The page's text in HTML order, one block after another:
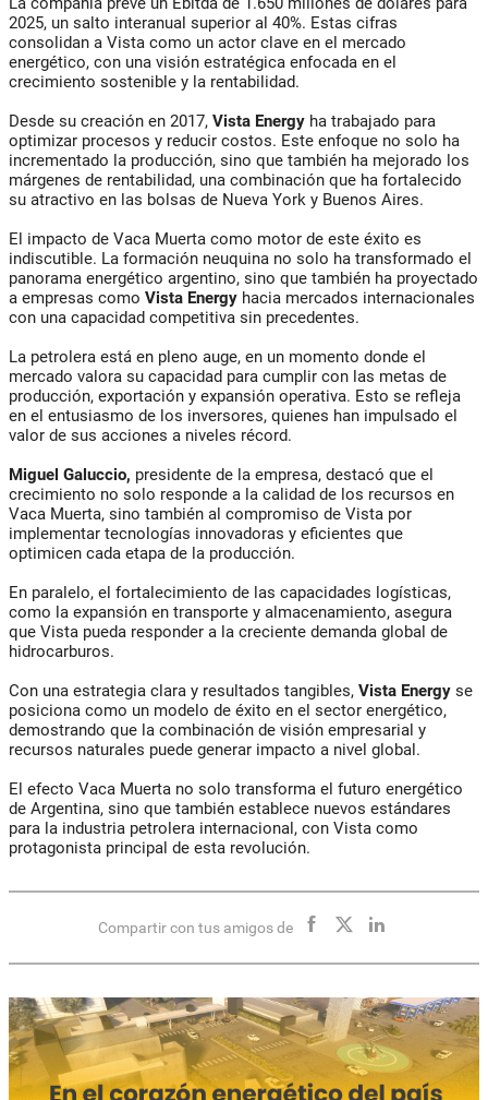
2025, un salto interanual superior al 40%. Estas cifras
consolidan a Vista como un actor clave en el mercado
energético, con una visión estratégica enfocada en el
crecimiento sostenible y la rentabilidad.
Desde su creación en 2017, Vista Energy ha trabajado para
optimizar procesos y reducir costos. Este enfoque no solo ha
incrementado la producción, sino que también ha mejorado los
márgenes de rentabilidad, una combinación que ha fortalecido
su atractivo en las bolsas de Nueva York y Buenos Aires.
El impacto de Vaca Muerta como motor de este éxito es
indiscutible. La formación neuquina no solo ha transformado el
panorama energético argentino, sino que también ha proyectado
a empresas como Vista Energy hacia mercados internacionales
con una capacidad competitiva sin precedentes.
La petrolera está en pleno auge, en un momento donde el
mercado valora su capacidad para cumplir con las metas de
producción, exportación y expansión operativa. Esto se refleja
en el entusiasmo de los inversores, quienes han impulsado el
valor de sus acciones a niveles récord.
Miguel Galuccio, presidente de la empresa, destacó que el
crecimiento no solo responde a la calidad de los recursos en
Vaca Muerta, sino también al compromiso de Vista por
implementar tecnologías innovadoras y eficientes que
optimicen cada etapa de la producción.
En paralelo, el fortalecimiento de las capacidades logísticas,
como la expansión en transporte y almacenamiento, asegura
que Vista pueda responder a la creciente demanda global de
hidrocarburos.
Con una estrategia clara y resultados tangibles, Vista Energy se
posiciona como un modelo de éxito en el sector energético,
demostrando que la combinación de visión empresarial y
recursos naturales puede generar impacto a nivel global.
El efecto Vaca Muerta no solo transforma el futuro energético
de Argentina, sino que también establece nuevos estándares
para la industria petrolera internacional, con Vista como
protagonista principal de esta revolución.
Compartir con tus amigos de